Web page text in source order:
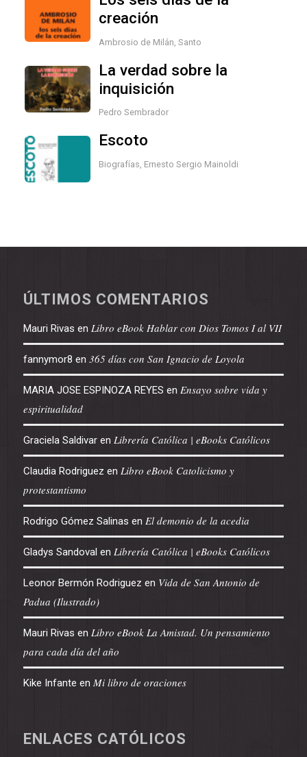
creación
Ambrosio de Milán, Santo
La verdad sobre la
inquisición
Pedro Sembrador
Escoto
Biografías Ernesto Sergio Mainoldi
ÚLTIMOS COMENTARIOS
Mauri Rivas en Libro eBook Hablar con Dios Tomos I al VII
fannymor8 en 365 días con San Ignacio de Loyola
MARIA JOSE ESPINOZA REYES en Ensayo sobre vida y
espiritualidad
Graciela Saldivaren Librería Católica | eBooks Católicos
Claudia Rodriguez en Libro eBook Catolicismo y
protestantismo
Rodrigo Gómez Salinas en El demonio de la acedia
Gladys Sandoval en Librería Católica | eBooks Católicos
Leonor Bermón Rodriguez en Vida de San Antonio de
Padua (Ilustrado)
Mauri Rivas en Libro eBook La Amistad. Un pensamiento
para cada día del año
Kike Infante en Mi libro de oraciones
ENLACES CATÓLICOS